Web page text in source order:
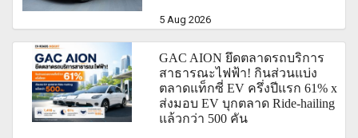
5 Aug 2026
GAC AION ยึดตลาดรถบริการ
สาธารณะไฟฟ้า! กินส่วนแบ่ง
ตลาดแท็กซี่ EV ครึ่งปีแรก 61% x
ส่งมอบ EV บุกตลาด Ride-hailing
แล้วกว่า 500 คัน